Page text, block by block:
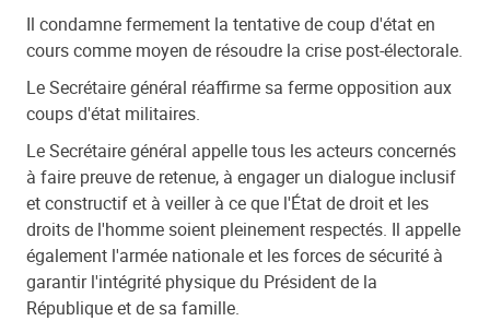
Il condamne fermement la tentative de coup d'état en
cours comme moyen de résoudre la crise post-électorale.
Le Secrétaire général réaffirme sa ferme opposition aux
coups d'état militaires.
Le Secrétaire général appelle tous les acteurs concernés
à faire preuve de retenue, à engager un dialogue inclusif
et constructif et à veiller à ce que l'État de droit et les
droits de l'homme soient pleinement respectés. Il appelle
également l'armée nationale et les forces de sécurité à
garantir l'intégrité physique du Président de la
République et de sa famille.